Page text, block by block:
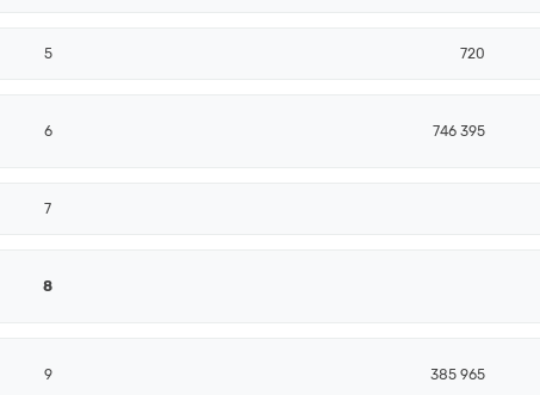
5 720
6 746 395
7
8
9 385 965